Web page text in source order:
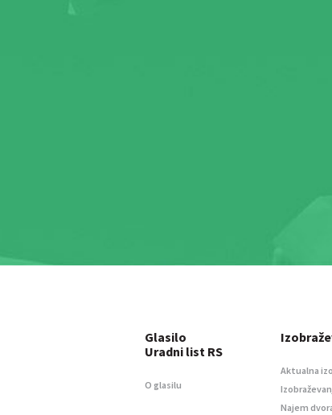
Glasilo
Uradni list RS
O glasilu
Aktualna
Najem